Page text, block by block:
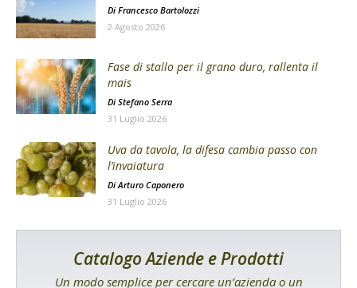
Di Francesco Bartolozzi
2 Agosto 2026
Fase di stallo per il grano duro, rallenta il
mais
Di Stefano Serra
31 Luglio 2026
Uva da tavola, la difesa cambia passo con
l’invaiatura
Di Arturo Caponero
31 Luglio 2026
Catalogo Aziende e Prodotti
Un modo semplice per cercare un’azienda o un